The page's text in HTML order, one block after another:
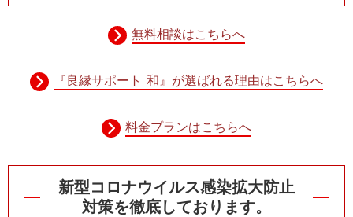
無料相談はこちらへ
『良縁サポート 和』が選ばれる理由はこちらへ
料金プランはこちらへ
新型コロナウイルス感染拡大防止
対策を徹底しております。